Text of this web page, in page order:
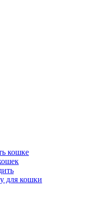
кошке
для кошки